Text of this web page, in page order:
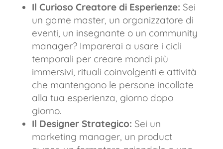
Il Curioso Creatore di Esperienze: Sei
un game master, un organizzatore di
eventi, un insegnante o un community
manager? Imparerai a usare i cicli
temporali per creare mondi più
immersivi, rituali coinvolgenti e attività
che mantengono le persone incollate
alla tua esperienza, giorno dopo
giorno.
Il Designer Strategico: Sei un
marketing manager, un product